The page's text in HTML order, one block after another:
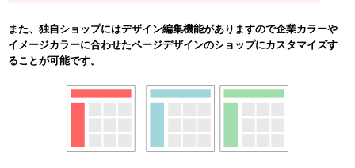
また、独自ショップにはデザイン編集機能がありますので企業カラーや
イメージカラーに合わせたページデザインのショップにカスタマイズす
ることが可能です。